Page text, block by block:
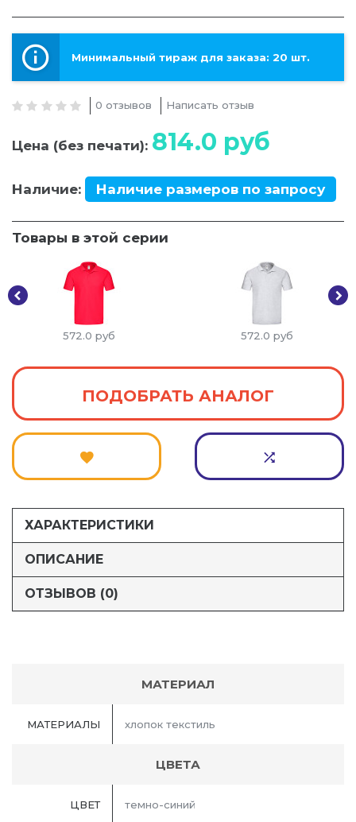
Минимальный тираж для заказа: 20 шт.
0 отзывов Написать отзыв
Цена (без печати): 814.0 руб
Наличие: Наличие размеров по запросу
Товары в этой серии
572.0 руб 572.0 руб
ПОДОБРАТЬ АНАЛОГ
ХАРАКТЕРИСТИКИ
ОПИСАНИЕ
ОТЗЫВОВ (0)
МАТЕРИАЛ
МАТЕРИАЛЫ хлопок текстиль
ЦВЕТА
ЦВЕТ темно-синий